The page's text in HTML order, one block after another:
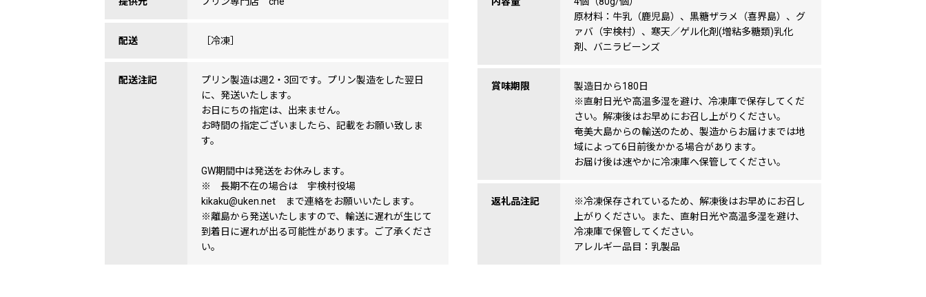
配送 ［冷凍］
配送注記
プリン製造は週2・3回です。プリン製造をした翌日
に、発送いたします。
お日にちの指定は、出来ません。
お時間の指定ございましたら、記載をお願い致しま
す。
GW期間中は発送をお休みします。
※ 長期不在の場合は 宇検村役場
kikaku@uken.net まで連絡をお願いいたします。
※離島から発送いたしますので、輸送に遅れが生じて
到着日に遅れが出る可能性があります。ご了承くださ
い。
原材料：牛乳（鹿児島）、黒糖ザラメ（喜界島）、グ
ァバ（宇検村）、寒天／ゲル化剤(増粘多糖類)乳化
剤、バニラビーンズ
賞味期限
製造日から180日
※直射日光や高温多湿を避け、冷凍庫で保存してくだ
さい。解凍後はお早めにお召し上がりください。
奄美大島からの輸送のため、製造からお届けまでは地
域によって6日前後かかる場合があります。
お届け後は速やかに冷凍庫へ保管してください。
返礼品注記
※冷凍保存されているため、解凍後はお早めにお召し
上がりください。また、直射日光や高温多湿を避け、
冷凍庫で保管してください。
アレルギー品目：乳製品